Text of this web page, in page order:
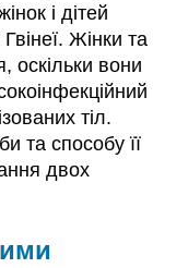
і дітей
Жінки та
оскільки вони
тіл.
та способу її
двох